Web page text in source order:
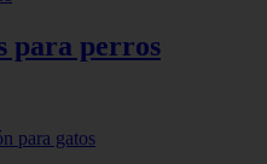
para perros